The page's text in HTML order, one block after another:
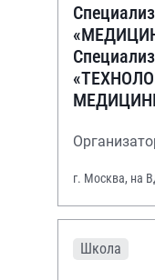
г. Москва, на
Школа